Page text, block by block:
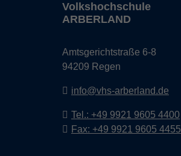
Volkshochschule
ARBERLAND
Amtsgerichtstraße 6-8
94209 Regen
info@vhs-arberland.de
Tel.: +49 9921 9605 4400
Fax: +49 9921 9605 4455